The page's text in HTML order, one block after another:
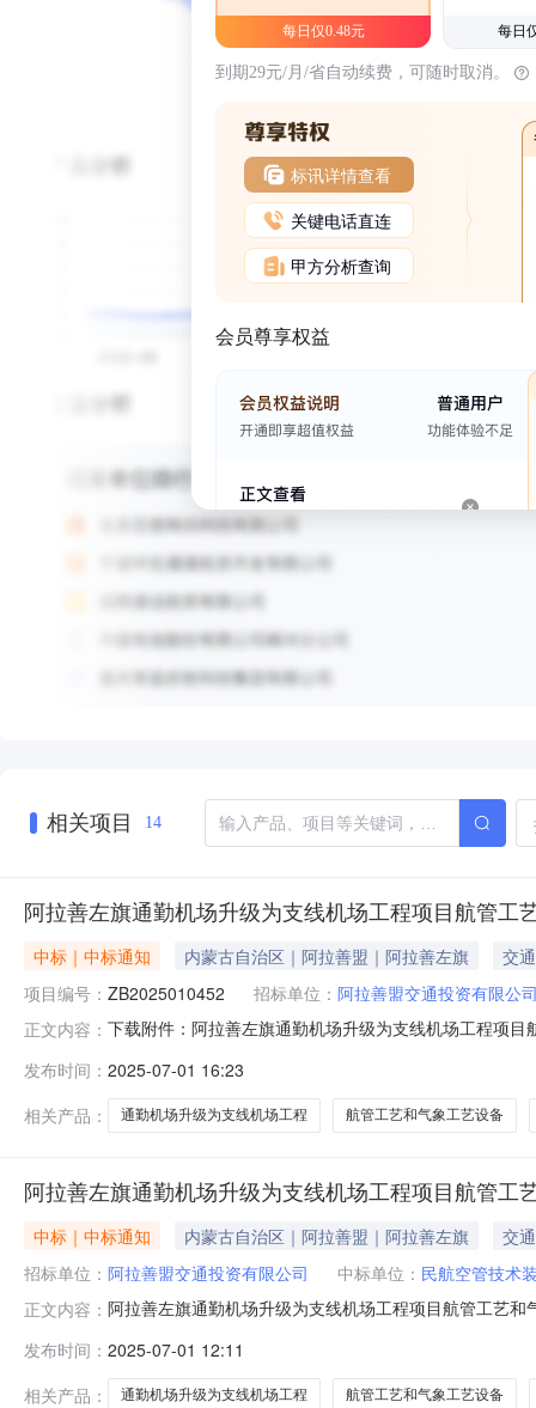
每日仅0.48元 每日
到期29元/月/省自动续费，可随时取消。
标讯详情查看
关键电话直连
甲方分析查询
会员尊享权益
相关项目 14
阿拉善左旗通勤机场升级为支线机场工程项目航管工
中标｜中标通知 内蒙古自治区｜阿拉善盟｜阿拉善左旗
交
项目编号： ZB2025010452 招标单位： 阿拉善盟交通投资有限公
正文内容： 下载附件：阿拉善左旗通勤机场升级为支线机场工程项
标段包2气象工艺设备：中标人：北京中科翔宇信息科技
中标金额：
发布时间： 2025-07-01 16:23
相关产品：
通勤机场升级为支线机场工程 航管工艺和气象工艺设备
阿拉善左旗通勤机场升级为支线机场工程项目航管工
中标｜中标通知 内蒙古自治区｜阿拉善盟｜阿拉善左旗
交
招标单位： 阿拉善盟交通投资有限公司 中标单位： 民航空管技术
正文内容： 阿拉善左旗通勤机场升级为支线机场工程项目航管工艺
国家及行业有关标准和要求工期交货期：接到招标人通
人：李乐联系电话：0483-
发布时间： 2025-07-01 12:11
相关产品：
通勤机场升级为支线机场工程 航管工艺和气象工艺设备